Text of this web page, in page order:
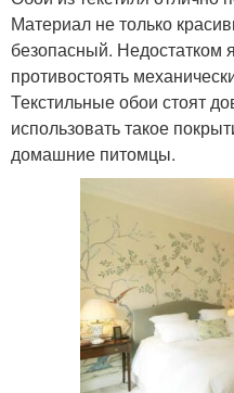
Материал не только
безопасный. Недостатком
противостоять
Текстильные обои стоят
использовать такое
домашние питомцы.